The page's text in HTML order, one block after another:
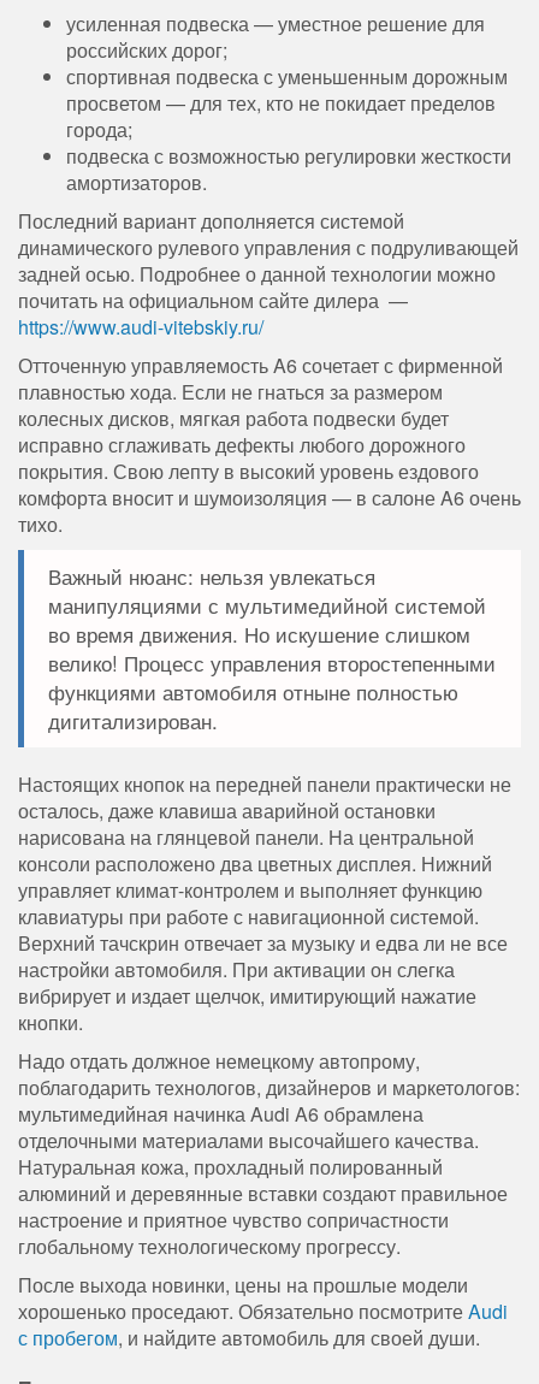
усиленная подвеска — уместное решение для
российских дорог;
спортивная подвеска с уменьшенным дорожным
просветом — для тех, кто не покидает пределов
города;
подвеска с возможностью регулировки жесткости
амортизаторов.
Последний вариант дополняется системой
динамического рулевого управления с подруливающей
задней осью. Подробнее о данной технологии можно
почитать на официальном сайте дилера —
https://www.audi-vitebskiy.ru/
Отточенную управляемость A6 сочетает с фирменной
плавностью хода. Если не гнаться за размером
колесных дисков, мягкая работа подвески будет
исправно сглаживать дефекты любого дорожного
покрытия. Свою лепту в высокий уровень ездового
комфорта вносит и шумоизоляция — в салоне A6 очень
тихо.
Важный нюанс: нельзя увлекаться
манипуляциями с мультимедийной системой
во время движения. Но искушение слишком
велико! Процесс управления второстепенными
функциями автомобиля отныне полностью
дигитализирован.
Настоящих кнопок на передней панели практически не
осталось, даже клавиша аварийной остановки
нарисована на глянцевой панели. На центральной
консоли расположено два цветных дисплея. Нижний
управляет климат-контролем и выполняет функцию
клавиатуры при работе с навигационной системой.
Верхний тачскрин отвечает за музыку и едва ли не все
настройки автомобиля. При активации он слегка
вибрирует и издает щелчок, имитирующий нажатие
кнопки.
Надо отдать должное немецкому автопрому,
поблагодарить технологов, дизайнеров и маркетологов:
мультимедийная начинка Audi A6 обрамлена
отделочными материалами высочайшего качества.
Натуральная кожа, прохладный полированный
алюминий и деревянные вставки создают правильное
настроение и приятное чувство сопричастности
глобальному технологическому прогрессу.
После выхода новинки, цены на прошлые модели
хорошенько проседают. Обязательно посмотритеAudi
с пробегом, и найдите автомобиль для своей души.